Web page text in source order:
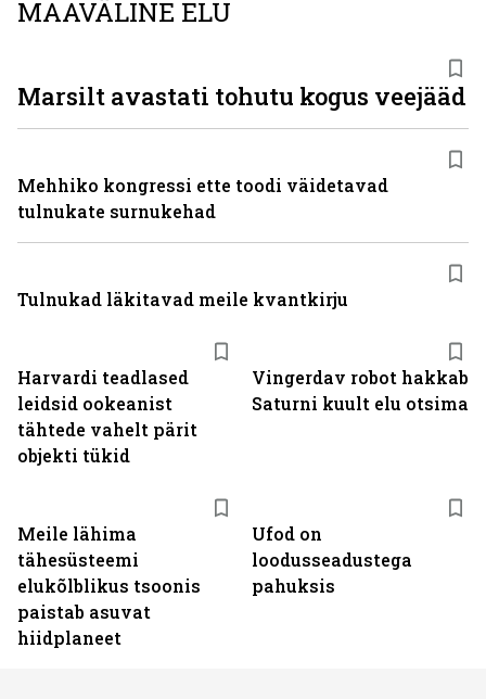
MAAVÄLINE ELU
Harvardi teadlased
leidsid ookeanist
tähtede vahelt pärit
objekti tükid
Vingerdav robot hakkab
Saturni kuult elu otsima
Meile lähima
tähesüsteemi
elukõlblikus tsoonis
paistab asuvat
hiidplaneet
Ufod on
loodusseadustega
pahuksis
Marsilt avastati tohutu kogus veejääd
Mehhiko kongressi ette toodi väidetavad
tulnukate surnukehad
Tulnukad läkitavad meile kvantkirju